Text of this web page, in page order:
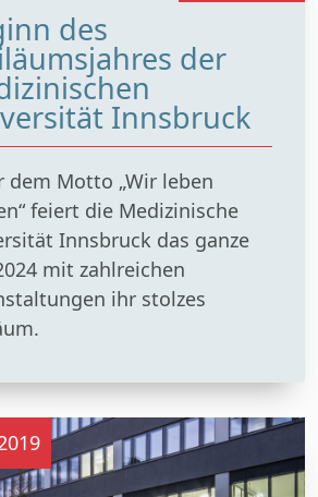
des
der
Innsbruck
dem Motto „Wir leben
feiert die Medizinische
Innsbruck das ganze
mit zahlreichen
ihr stolzes